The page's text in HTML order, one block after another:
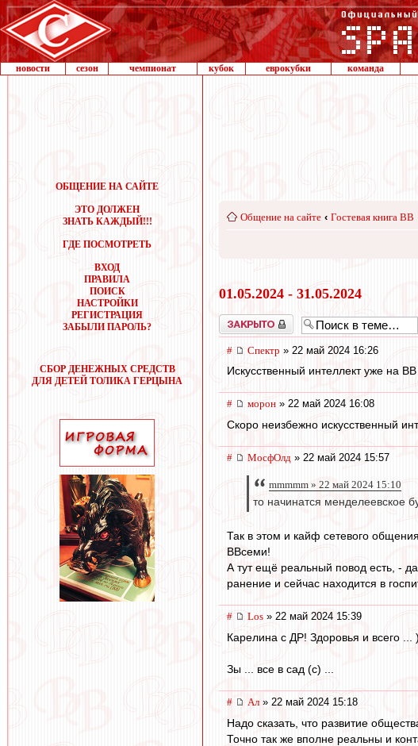
новости сезон чемпионат кубок еврокубки команда
ОБЩЕНИЕ НА САЙТЕ
ЭТО ДОЛЖЕН
ЗНАТЬ КАЖДЫЙ!!!
ГДЕ ПОСМОТРЕТЬ
ВХОД
ПРАВИЛА
ПОИСК
НАСТРОЙКИ
РЕГИСТРАЦИЯ
ЗАБЫЛИ ПАРОЛЬ?
СБОР ДЕНЕЖНЫХ СРЕДСТВ
ДЛЯ ДЕТЕЙ ТОЛИКА ГЕРЦЫНА
Общение на сайте ‹ Гостевая книга ВВ
01.05.2024 - 31.05.2024
Закрыто
# Спектр » 22 май 2024 16:26
Искусственный интеллект уже на
# морон » 22 май 2024 16:08
Скоро неизбежно искусственный
# МосфОлд » 22 май 2024 15:57
mmmmm » 22 май 2024 15:10
то начинатся менделеевское
Так в этом и кайф сетевого
ВВсеми!
А тут ещё реальный повод есть, -
ранение и сейчас находится в
# Los » 22 май 2024 15:39
Карелина с ДР! Здоровья и всего ... )
Зы ... все в сад (с) ...
# Ал » 22 май 2024 15:18
Надо сказать, что развитие
Точно так же вполне реальны и